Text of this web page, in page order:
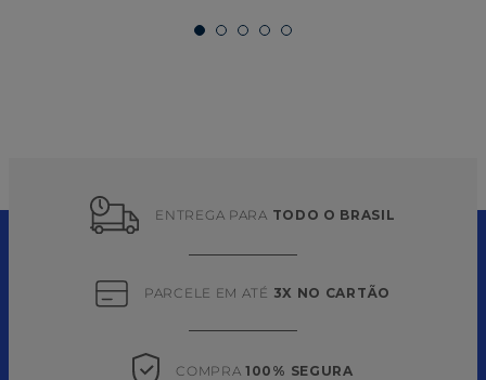
ENTREGA PARA TODO O BRASIL
PARCELE EM ATÉ 3X NO CARTÃO
COMPRA 100% SEGURA